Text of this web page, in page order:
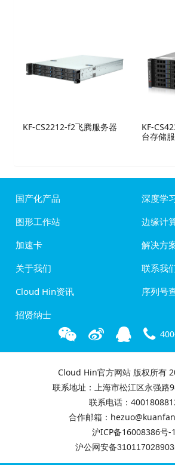
KF-CS2212-f2飞腾服务器
KF-
台存储
国产化产品
深度学
图形工作站
边缘计
加速卡
解决方
关于我们
联系我
Cloud Hin资讯
序列号
招贤纳士
Cloud Hin官方网站 版权所有
联系地址：上海市松江区永强路
联系电话：
合作邮箱：
沪ICP备16008386号-1
沪公网安备